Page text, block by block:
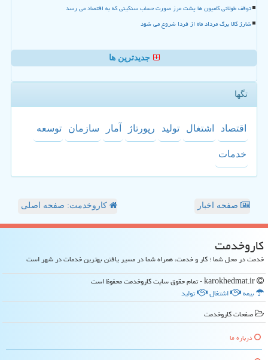
توقف طولانی کامیون ها پشت مرز صورت حساب سنگینی که به اقتصاد می رسد
شارژ کالا برگ مرداد ماه از فردا شروع می شود
جدیدترین ها
تگها
اقتصاد اشتغال تولید رپورتاژ آمار سازمان توسعه
خدمات
صفحه اخبار کاروخدمت: صفحه اصلی
كاروخدمت
خدمت در محل شما ؛ کار و خدمت، همراه شما در مسیر یافتن بهترین خدمات در شهر است
بیمه
اشتغال
تولید
صفحات كاروخدمت
درباره ما